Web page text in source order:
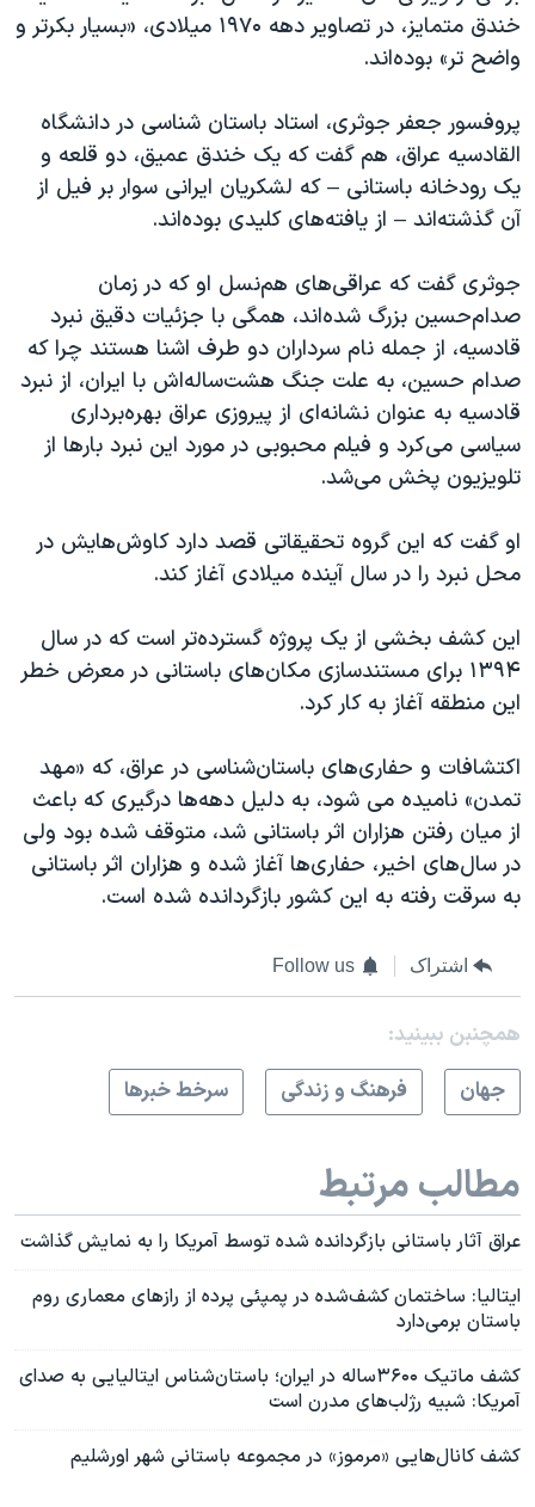
خندق متمایز، در تصاویر دهه ۱۹۷۰ میلادی، «بسیار بکرتر و
واضح تر» بوده‌اند.
پروفسور جعفر جوثری، استاد باستان شناسی در دانشگاه
القادسیه عراق، هم گفت که یک خندق عمیق، دو قلعه و
یک رودخانه باستانی – که لشکریان ایرانی سوار بر فیل از
آن گذشته‌اند – از یافته‌های کلیدی بوده‌اند.
جوثری گفت که عراقی‌های هم‌نسل او که در زمان
صدام‌حسین بزرگ شده‌اند، همگی با جزئیات دقیق نبرد
قادسیه، از جمله نام سرداران دو طرف اشنا هستند چرا که
صدام حسین، به علت جنگ هشت‌ساله‌اش با ایران، از نبرد
قادسیه به عنوان نشانه‌ای از پیروزی عراق بهره‌برداری
سیاسی می‌کرد و فیلم محبوبی در مورد این نبرد بارها از
تلویزیون پخش می‌شد.
او گفت که این گروه تحقیقاتی قصد دارد کاوش‌هایش در
محل نبرد را در سال آینده میلادی آغاز کند.
این کشف بخشی از یک پروژه گسترده‌تر است که در سال
۱۳۹۴ برای مستندسازی مکان‌های باستانی در معرض خطر
این منطقه آغاز به کار کرد.
اکتشافات و حفاری‌های باستان‌شناسی در عراق، که «مهد
تمدن» نامیده می شود، به دلیل دهه‌ها درگیری که باعث
از میان رفتن هزاران اثر باستانی شد، متوقف شده بود ولی
در سال‌های اخیر، حفاری‌ها آغاز شده و هزاران اثر باستانی
به سرقت رفته به این کشور بازگردانده شده است.
اشتراک Follow us
همچنبن ببینید:
جهان
فرهنگ و زندگی سرخط خبرها
مطالب مرتبط
عراق آثار باستانی بازگردانده شده توسط آمریکا را به نمایش گذاشت
ایتالیا: ساختمان کشف‌شده در پمپئی پرده از رازهای معماری روم
باستان بر‌می‌دارد
کشف ماتیک ۳۶۰۰ساله در ایران؛ باستان‌شناس ایتالیایی به صدای
آمریکا: شبیه رژ‌لب‌های مدرن است
کشف کانال‌هایی «مرموز» در مجموعه باستانی شهر اورشلیم